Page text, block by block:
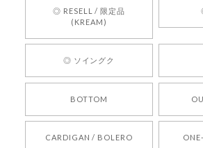
す。 これからも迅速かつ丁寧な
心してご利用いただけるショッ
ります。 また気になる商品がご
りお待ちしております。
2026/05/24
◎ RESELL / 限定品
(KREAM)
◎ ソイングク
BOTTOM
CARDIGAN / BOLERO